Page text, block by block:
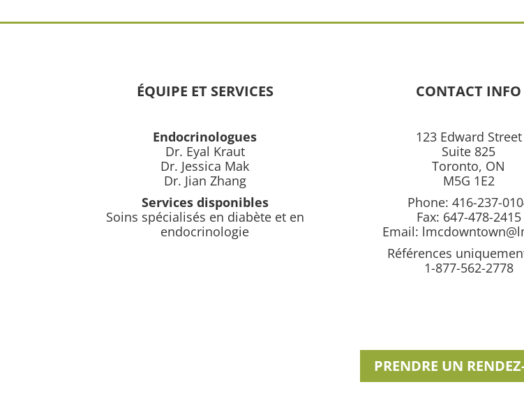
ÉQUIPE ET SERVICES
Endocrinologues
Dr. Eyal Kraut
Dr. Jessica Mak
Dr. Jian Zhang
Services disponibles
Soins spécialisés en diabète et en
endocrinologie
CONTACT INFO
123 Edward Street
Suite 825
Toronto, ON
M5G 1E2
Phone: 416-237-
Fax: 647-478-2415
Email:
Références
1-877-562-2778
PRENDRE UN